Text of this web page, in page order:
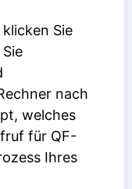
Sie
nach
welches
für QF-
Ihres